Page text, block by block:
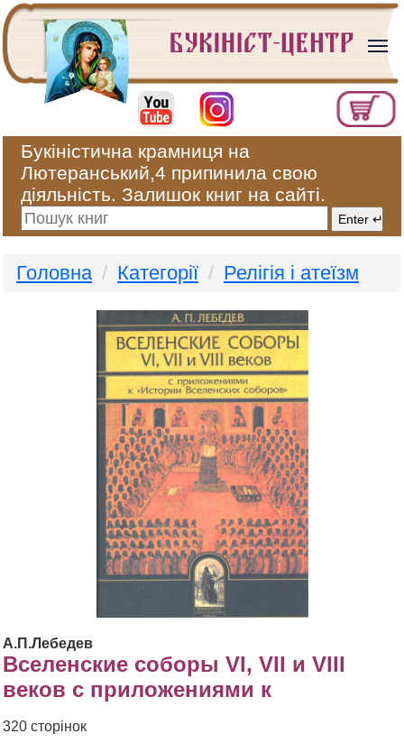
Букіністична крамниця на
Лютеранський,4 припинила свою
діяльність. Залишок книг на сайті.
Головна Категорії Релігія і атеїзм
А.П.Лебедев
Вселенские соборы VI, VII и VIII
веков с приложениями к
320 сторінок